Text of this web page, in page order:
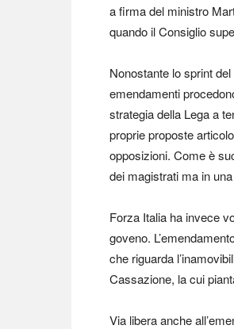
a firma del ministro
quando il Consiglio
Nonostante lo sprint
emendamenti
strategia della Lega a
proprie proposte
opposizioni. Come è
dei magistrati ma in
Forza Italia ha invece
goveno.
che riguarda
Cassazione, la cui
Via libera anche